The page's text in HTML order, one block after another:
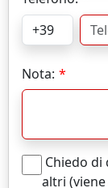
Nota:
Chiedo
altri